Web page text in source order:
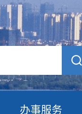
办事服务